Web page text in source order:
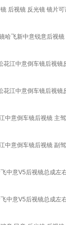
后视镜 反光镜 镜片
哈飞新中意锐意后视
江中意倒车镜后视镜
江中意倒车镜后视镜
中意倒车镜后视镜 主
中意倒车镜后视镜 副
中意V5后视镜总成左
中意V5后视镜总成左